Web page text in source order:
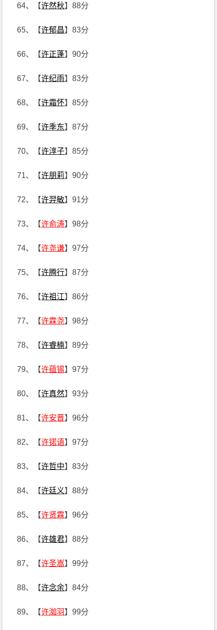
64、【许然秋】88分
65、【许郁昌】83分
66、【许正蓬】90分
67、【许纪雨】83分
68、【许霜怀】85分
69、【许季东】87分
70、【许淳子】85分
71、【许朋莉】90分
72、【许羿敏】91分
73、【许俞涛】98分
74、【许尧谦】97分
75、【许腾行】87分
76、【许祖江】86分
77、【许霖尧】98分
78、【许睿楠】89分
79、【许蕴锡】97分
80、【许真然】93分
81、【许安晋】96分
82、【许锘语】97分
83、【许哲中】83分
84、【许廷义】88分
85、【许贤霖】96分
86、【许雄君】88分
87、【许圣嵩】99分
88、【许念余】84分
89、【许洳羽】99分